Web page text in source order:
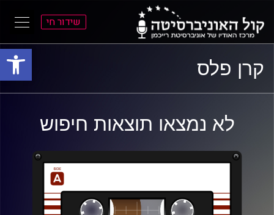
פתח
התפריט
הראשי
התוכן
הראשי
שידור חי
קרן פלס
לא נמצאו תוצאות חיפוש